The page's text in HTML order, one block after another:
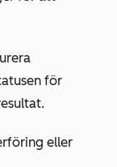
för
.
eller